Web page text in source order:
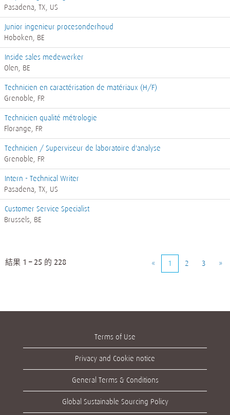
Pasadena, TX, US
Junior ingenieur procesonderhoud
Hoboken, BE
Inside sales medewerker
Olen, BE
Technicien en caractérisation de matériaux (H/F)
Grenoble, FR
Technicien qualité métrologie
Florange, FR
Technicien / Superviseur de laboratoire d'analyse
Grenoble, FR
Intern - Technical Writer
Pasadena, TX, US
Customer Service Specialist
Brussels, BE
結果 1 – 25 的 228 « 1 2 3 »
Terms of Use
Privacy and Cookie notice
General Terms & Conditions
Global Sustainable Sourcing Policy